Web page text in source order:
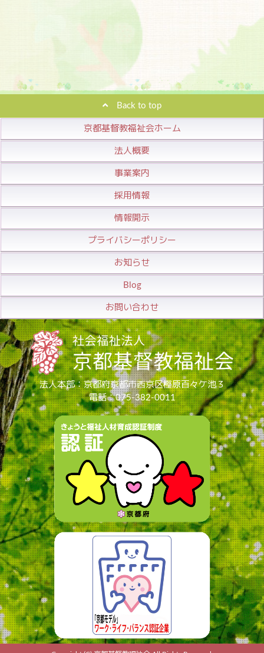
Back to top
京都基督教福祉会ホーム
法人概要
事業案内
採用情報
情報開示
プライバシーポリシー
お知らせ
Blog
お問い合わせ
法人本部：京都府京都市西京区樫原百々ケ池３
電話：075-382-0011